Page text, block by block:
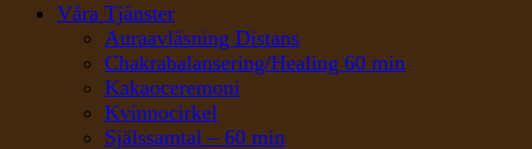
Våra Tjänster
Auraavläsning Distans
Chakrabalansering/Healing 60 min
Kakaoceremoni
Kvinnocirkel
Själssamtal – 60 min